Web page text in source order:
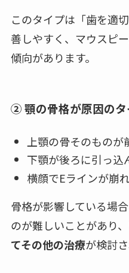
このタイプは「歯を適
善しやすく、マウスピ
傾向があります。
② 顎の骨格が原因のタ
上顎の骨そのものが
下顎が後ろに引っ込
横顔でEラインが崩
骨格が影響している場
のが難しいことがあり、
てその他の治療が検討さ